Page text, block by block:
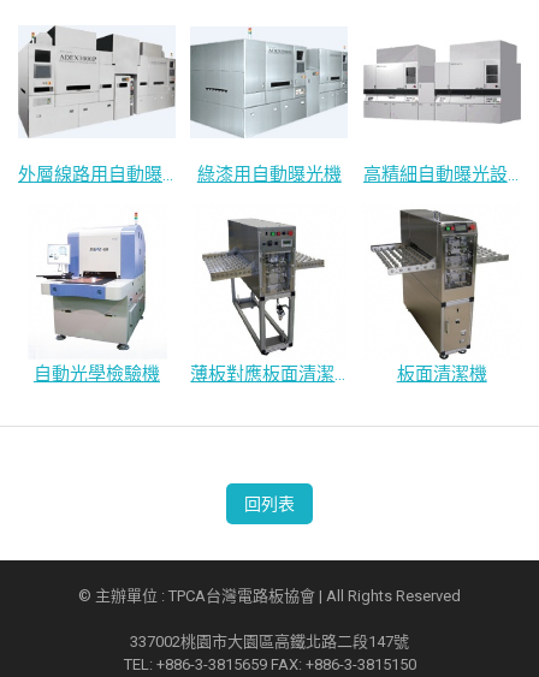
外層線路用自動曝光機 綠漆用自動曝光機 高精細自動曝光設備
自動光學檢驗機 薄板對應板面清潔機 板面清潔機
回列表
© 主辦單位 : TPCA台灣電路板協會 | All Rights Reserved
337002桃園市大園區高鐵北路二段147號
TEL: +886-3-3815659 FAX: +886-3-3815150